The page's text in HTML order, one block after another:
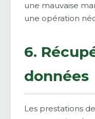
une mauvaise
une opération
6.
données
Les prestations